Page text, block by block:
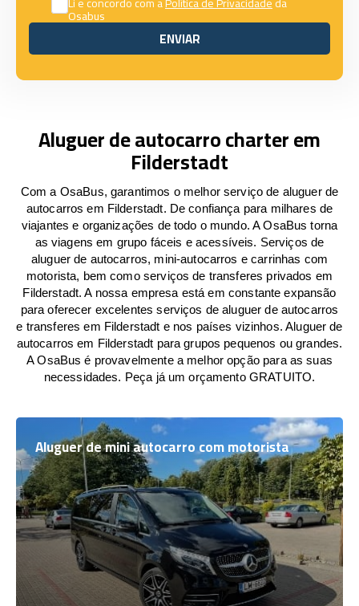
Osabus
ENVIAR
ENVIAR
Aluguer de autocarro charter em
Filderstadt
Com a OsaBus, garantimos o melhor serviço de aluguer de
autocarros em Filderstadt. De confiança para milhares de
viajantes e organizações de todo o mundo. A OsaBus torna
as viagens em grupo fáceis e acessíveis. Serviços de
aluguer de autocarros, mini-autocarros e carrinhas com
motorista, bem como serviços de transferes privados em
Filderstadt. A nossa empresa está em constante expansão
para oferecer excelentes serviços de aluguer de autocarros
e transferes em Filderstadt e nos países vizinhos. Aluguer de
autocarros em Filderstadt para grupos pequenos ou grandes.
A OsaBus é provavelmente a melhor opção para as suas
necessidades. Peça já um orçamento GRATUITO.
Aluguer de mini autocarro com motorista